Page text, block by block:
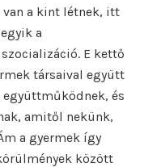
van a kint létnek, itt
a
E kettő
társaival együtt
és
amitől nekünk,
a gyermek így
között